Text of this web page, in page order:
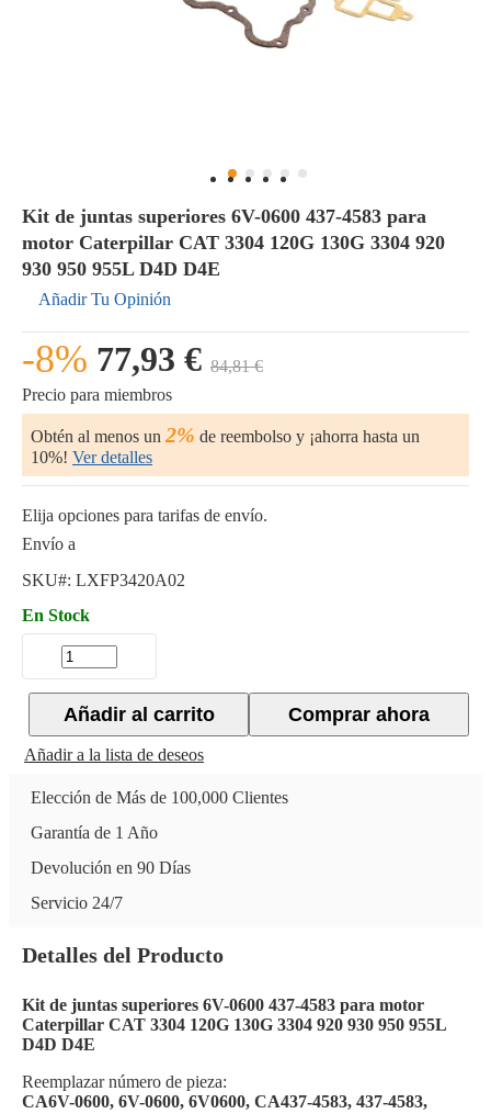
Kit de juntas superiores 6V-0600 437-4583 para
motor Caterpillar CAT 3304 120G 130G 3304 920
930 950 955L D4D D4E
Añadir Tu Opinión
-8% 77,93 € 84,81 €
Precio para miembros
Obtén al menos un 2% de reembolso y ¡ahorra hasta un
10%! Ver detalles
Elija opciones para tarifas de envío.
Envío a
SKU#: LXFP3420A02
En Stock
Comprar ahora
Añadir al carrito
Añadir a la lista de deseos
Elección de Más de 100,000 Clientes
Garantía de 1 Año
Devolución en 90 Días
Servicio 24/7
Detalles del Producto
Kit de juntas superiores 6V-0600 437-4583 para motor
Caterpillar CAT 3304 120G 130G 3304 920 930 950 955L
D4D D4E
Reemplazar número de pieza:
CA6V-0600, 6V-0600, 6V0600, CA437-4583, 437-4583,